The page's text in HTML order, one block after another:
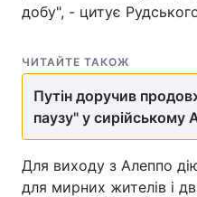
добу", - цитує
ЧИТАЙТЕ ТАКОЖ
Путін доручив
паузу" у сирійському
Для виходу з Алеппо
для мирних жителів і